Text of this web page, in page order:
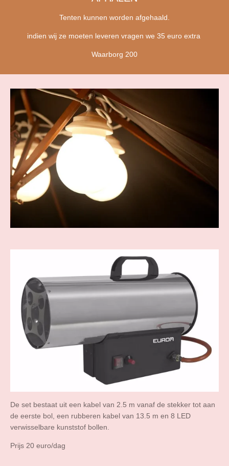
Tenten kunnen worden afgehaald.
indien wij ze moeten leveren vragen we 35 euro extra
Waarborg 200
De set bestaat uit een kabel van 2.5 m vanaf de stekker tot aan
de eerste bol, een rubberen kabel van 13.5 m en 8 LED
verwisselbare kunststof bollen.
Prijs 20 euro/dag